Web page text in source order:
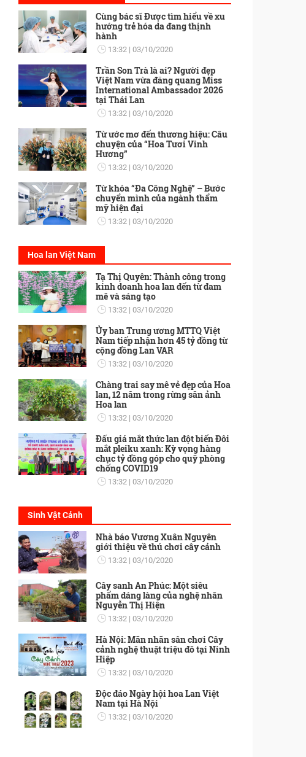
Cùng bác sĩ Được tìm hiểu về xu
hướng trẻ hóa da đang thịnh
hành
13:32 03/10/2020
Trần Son Trà là ai? Người đẹp
Việt Nam vừa đăng quang Miss
International Ambassador 2026
tại Thái Lan
13:32 03/10/2020
Từ ước mơ đến thương hiệu: Câu
chuyện của “Hoa Tươi Vinh
Hương”
13:32 03/10/2020
Từ khóa “Đa Công Nghệ” – Bước
chuyển mình của ngành thẩm
mỹ hiện đại
13:32 03/10/2020
Hoa lan Việt Nam
Tạ Thị Quyên: Thành công trong
kinh doanh hoa lan đến từ đam
mê và sáng tạo
13:32 03/10/2020
Ủy ban Trung ương MTTQ Việt
Nam tiếp nhận hơn 45 tỷ đồng từ
cộng đồng Lan VAR
13:32 03/10/2020
Chàng trai say mê vẻ đẹp của Hoa
lan, 12 năm trong rừng săn ảnh
Hoa lan
13:32 03/10/2020
Đấu giá mắt thức lan đột biến Đôi
mắt pleiku xanh: Kỳ vọng hàng
chục tỷ đồng góp cho quỹ phòng
chống COVID19
13:32 03/10/2020
Sinh Vật Cảnh
Nhà báo Vương Xuân Nguyên
giới thiệu về thú chơi cây cảnh
13:32 03/10/2020
Cây sanh An Phúc: Một siêu
phẩm dáng làng của nghệ nhân
Nguyễn Thị Hiện
13:32 03/10/2020
Hà Nội: Mãn nhãn sân chơi Cây
cảnh nghệ thuật triệu đô tại Ninh
Hiệp
13:32 03/10/2020
Độc đáo Ngày hội hoa Lan Việt
Nam tại Hà Nội
13:32 03/10/2020